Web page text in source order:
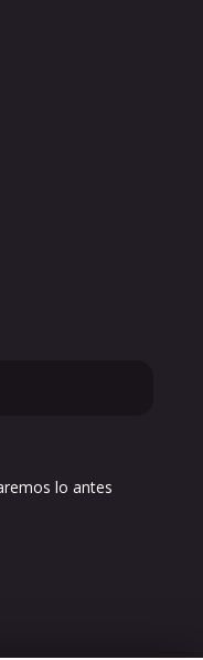
lo antes